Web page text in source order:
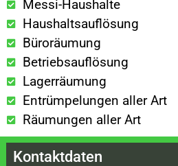
Messi-Haushalte
Haushaltsauflösung
Büroräumung
Betriebsauflösung
Lagerräumung
Entrümpelungen aller Art
Räumungen aller Art
Kontaktdaten